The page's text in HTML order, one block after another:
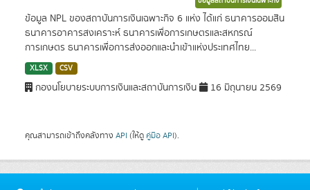
ข้อมูล NPL ของสถาบันการเงินเฉพาะกิจ 6 แห่ง ได้แก่ ธนาคารออมสิน
ธนาคารอาคารสงเคราะห์ ธนาคารเพื่อการเกษตรและสหกรณ์
การเกษตร ธนาคารเพื่อการส่งออกและนำเข้าแห่งประเทศไทย...
XLSX CSV
กองนโยบายระบบการเงินและสถาบันการเงิน 16 มิถุนายน 2569
คุณสามารถเข้าถึงคลังทาง API (ให้ดู คู่มือ API).